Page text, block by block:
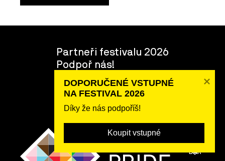
DAR
Partneři festivalu 2026
Podpoř nás!
Dobrovolnictví
O festivalu
Tým
DOPORUČENÉ VSTUPNÉ
NA FESTIVAL 2026
Díky že nás podpoříš!
Koupit vstupné